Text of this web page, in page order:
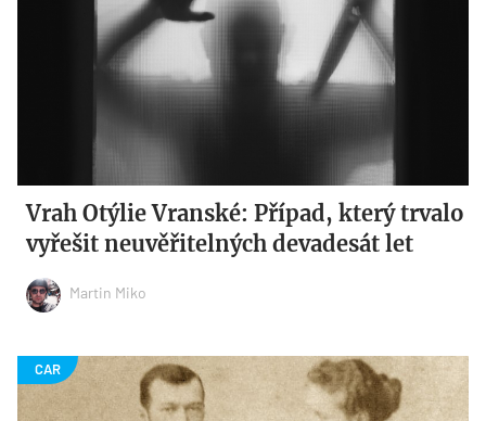
Vrah Otýlie Vranské: Případ, který trvalo
vyřešit neuvěřitelných devadesát let
Martin Miko